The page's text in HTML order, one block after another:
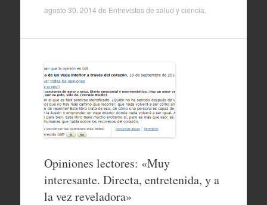
agosto 30, 2014 de Entrevistas de salud y ciencia
Opiniones lectores: «Muy
interesante. Directa, entretenida, y a
la vez reveladora»